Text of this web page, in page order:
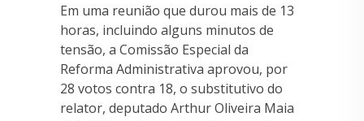
Em uma reunião que durou mais de 13
horas, incluindo alguns minutos de
tensão, a Comissão Especial da
Reforma Administrativa aprovou, por
28 votos contra 18, o substitutivo do
relator, deputado Arthur Oliveira Maia